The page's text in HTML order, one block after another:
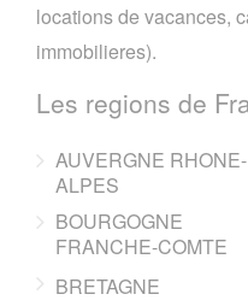
locations de vacances,
immobilieres).
Les regions de
AUVERGNE RHONE-
ALPES
BOURGOGNE
FRANCHE-COMTE
BRETAGNE